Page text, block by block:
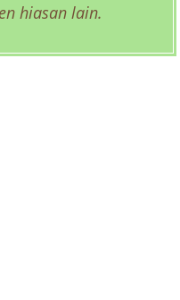
hiasan lain.